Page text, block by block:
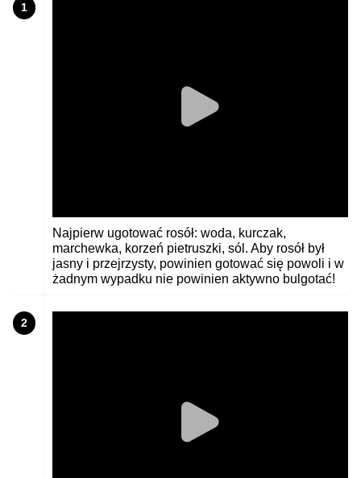
1
Najpierw ugotować rosół: woda, kurczak,
marchewka, korzeń pietruszki, sól. Aby rosół był
jasny i przejrzysty, powinien gotować się powoli i w
żadnym wypadku nie powinien aktywno bulgotać!
2